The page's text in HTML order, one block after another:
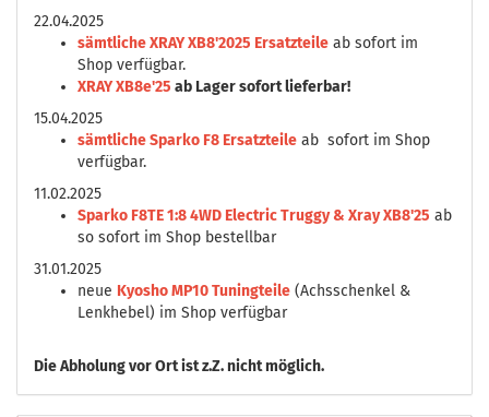
22.04.2025
sämtliche XRAY XB8'2025 Ersatzteile ab sofort im
Shop verfügbar.
XRAY XB8e'25 ab Lager sofort lieferbar!
15.04.2025
sämtliche Sparko F8 Ersatzteile ab sofort im Shop
verfügbar.
11.02.2025
Sparko F8TE 1:8 4WD Electric Truggy & Xray XB8'25 ab
so sofort im Shop bestellbar
31.01.2025
neue Kyosho MP10 Tuningteile (Achsschenkel &
Lenkhebel) im Shop verfügbar
DieAbholung vor Ort ist z.Z. nicht möglich.